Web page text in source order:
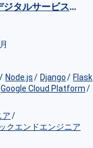
タルサービス開
Node.js Django
Flask
Google Cloud Platform
ア
クエンドエンジニア